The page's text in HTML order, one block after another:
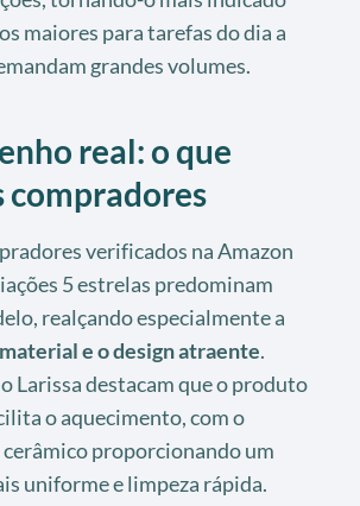
maiores para tarefas do dia a
grandes volumes.
real: o que
compradores
verificados na Amazon
5 estrelas predominam
realçando especialmente a
e o design atraente.
Larissa destacam que o produto
o aquecimento, com o
proporcionando um
uniforme e limpeza rápida.